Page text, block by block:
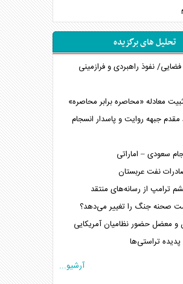
تحلیل های برگزیده
نفوذ راهبردی و فرازمینی
معادله «محاصره برابر محاصره»
مقدم جبهه روایت و پاسدار انسجام
سعودی – اماراتی
نفت عربستان
ترامپ از رسانه‌های منتقد
صحنه جنگ را تغییر می‌دهد؟
معضل حضور نظامیان آمریکایی
تراستی‌ها
آرشیو...